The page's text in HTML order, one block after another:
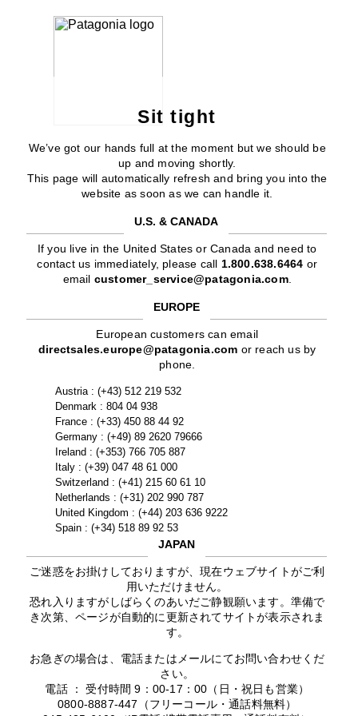
Sit tight
We’ve got our hands full at the moment but we should be
up and moving shortly.
This page will automatically refresh and bring you into the
website as soon as we can handle it.
U.S. & CANADA
If you live in the United States or Canada and need to
contact us immediately, please call 1.800.638.6464 or
email customer_service@patagonia.com.
EUROPE
European customers can email
directsales.europe@patagonia.com or reach us by
phone.
Austria : (+43) 512 219 532
Denmark : 804 04 938
France : (+33) 450 88 44 92
Germany : (+49) 89 2620 79666
Ireland : (+353) 766 705 887
Italy : (+39) 047 48 61 000
Switzerland : (+41) 215 60 61 10
Netherlands : (+31) 202 990 787
United Kingdom : (+44) 203 636 9222
Spain : (+34) 518 89 92 53
JAPAN
ご迷惑をお掛けしておりますが、現在ウェブサイトがご利
用いただけません。
恐れ入りますがしばらくのあいだご静観願います。準備で
き次第、ページが自動的に更新されてサイトが表示されま
す。
お急ぎの場合は、電話またはメールにてお問い合わせくだ
さい。
電話 ： 受付時間 9：00-17：00（日・祝日も営業）
0800-8887-447（フリーコール・通話料無料）